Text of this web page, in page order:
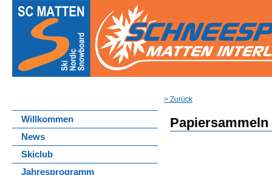
Willkommen
News
Skiclub
Jahresprogramm
> Zurück
Papiersammeln